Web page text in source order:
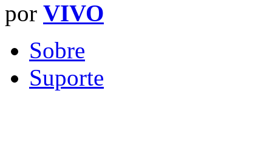
por VIVO
Sobre
Suporte